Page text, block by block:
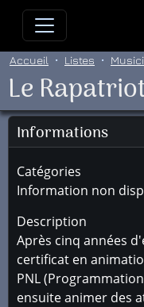
Allez directement au
Accueil Listes
Le
Informations
Catégories
Information non
Description
Après cinq années
certificat en
PNL
ensuite animer des